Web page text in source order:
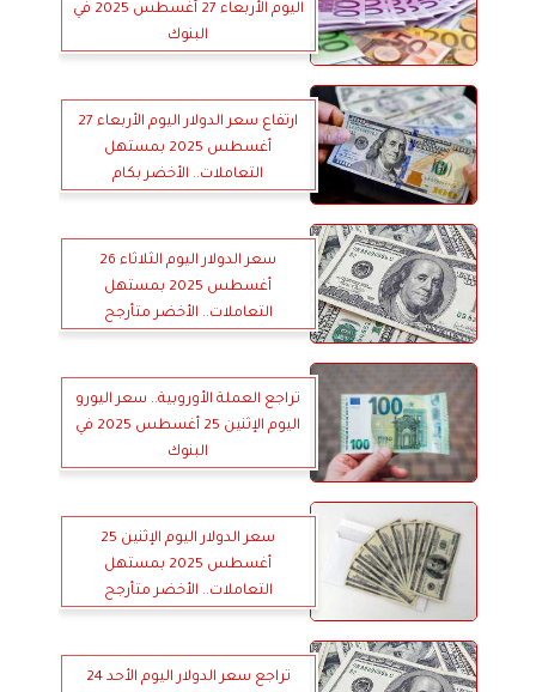
اليوم الأربعاء 27 أغسطس 2025 في
البنوك
ارتفاع سعر الدولار اليوم الأربعاء 27
أغسطس 2025 بمستهل
التعاملات.. الأخضر بكام
سعر الدولار اليوم الثلاثاء 26
أغسطس 2025 بمستهل
التعاملات.. الأخضر متأرجح
تراجع العملة الأوروبية.. سعر اليورو
اليوم الإثنين 25 أغسطس 2025 في
البنوك
سعر الدولار اليوم الإثنين 25
أغسطس 2025 بمستهل
التعاملات.. الأخضر متأرجح
تراجع سعر الدولار اليوم الأحد 24